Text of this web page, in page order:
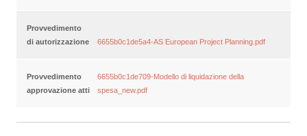
Provvedimento
di autorizzazione
6655b0c1de5a4-AS European Project Planning.pdf
Provvedimento
approvazione atti
6655b0c1de709-Modello di liquidazione della
spesa_new.pdf